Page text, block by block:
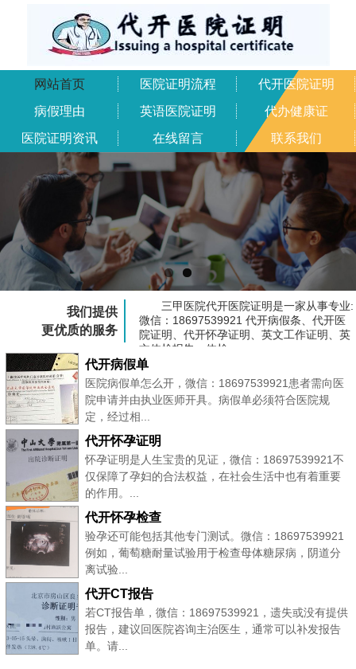
网站首页 医院证明流程
代开医院证明
病假理由
英语医院证明
代办健康证
医院证明资讯
在线留言 联系我们
我们提供
更优质的服务
三甲医院代开医院证明是一家从事专业:
微信：18697539921 代开病假条、代开医
院证明、代开怀孕证明、英文工作证明、英
文体检报告、体检...
代开病假单
医院病假单怎么开，微信：18697539921患者需向医
院申请并由执业医师开具。病假单必须符合医院规
定，经过相...
代开怀孕证明
怀孕证明是人生宝贵的见证，微信：18697539921不
仅保障了孕妇的合法权益，在社会生活中也有着重要
的作用。...
代开怀孕检查
验孕还可能包括其他专门测试。微信：18697539921
例如，葡萄糖耐量试验用于检查母体糖尿病，阴道分
离试验...
代开CT报告
若CT报告单，微信：18697539921，遗失或没有提供
报告，建议回医院咨询主治医生，通常可以补发报告
单。请...